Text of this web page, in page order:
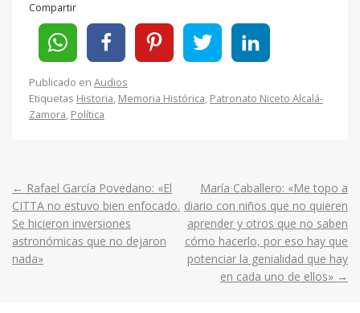
Compartir
Publicado en Audios
Etiquetas Historia, Memoria Histórica, Patronato Niceto Alcalá-
Zamora, Política
Post
navigation
← Rafael García Povedano: «El
CITTA no estuvo bien enfocado.
Se hicieron inversiones
astronómicas que no dejaron
nada»
María Caballero: «Me topo a
diario con niños que no quieren
aprender y otros que no saben
cómo hacerlo, por eso hay que
potenciar la genialidad que hay
en cada uno de ellos» →